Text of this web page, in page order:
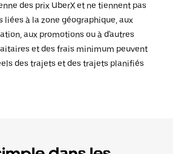
des prix UberX et ne tiennent pas
à la zone géographique, aux
aux promotions ou à d'autres
et des frais minimum peuvent
des trajets et des trajets planifiés